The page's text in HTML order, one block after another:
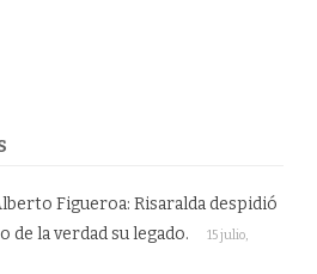
Figueroa: Risaralda despidió
de la verdad su legado.
15 julio,